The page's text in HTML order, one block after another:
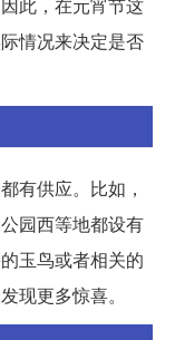
情况来决定是否
有供应。比如，
园西等地都设有
玉鸟或者相关的
现更多惊喜。